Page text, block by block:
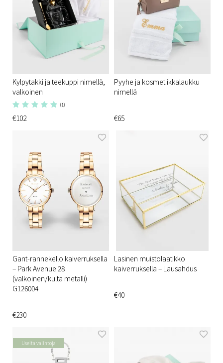
Kylpytakki ja teekuppi nimellä,
valkoinen
(1)
€102
Pyyhe ja kosmetiikkalaukku
nimellä
€65
Gant-rannekello kaiverruksella
– Park Avenue 28
(valkoinen/kulta metalli)
G126004
€230
Lasinen muistolaatikko
kaiverruksella – Lausahdus
€40
Useita valintoja